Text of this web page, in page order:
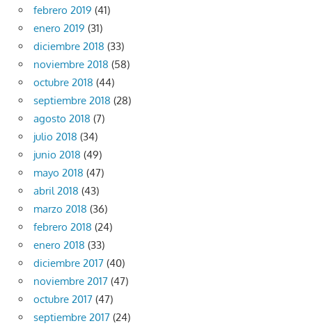
febrero 2019 (41)
enero 2019 (31)
diciembre 2018 (33)
noviembre 2018 (58)
octubre 2018 (44)
septiembre 2018 (28)
agosto 2018 (7)
julio 2018 (34)
junio 2018 (49)
mayo 2018 (47)
abril 2018 (43)
marzo 2018 (36)
febrero 2018 (24)
enero 2018 (33)
diciembre 2017 (40)
noviembre 2017 (47)
octubre 2017 (47)
septiembre 2017 (24)